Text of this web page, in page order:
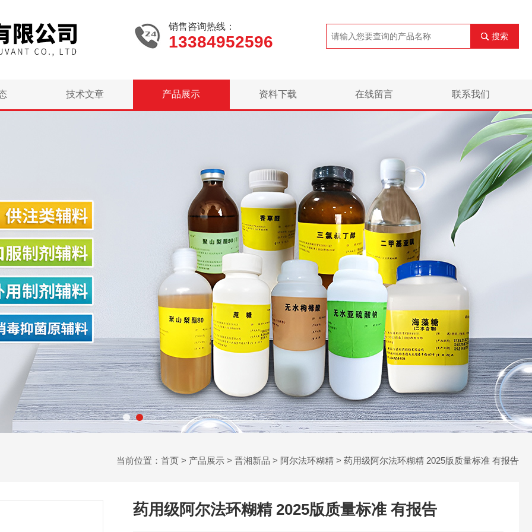
销售咨询热线：
13384952596 搜索
技术文章 产品展示 资料下载 在线留言 联系我们
当前位置： 首页 > 产品展示 > 晋湘新品 > 阿尔法环糊精 > 药用级阿尔法环糊精 2025版质量标准 有报告
药用级阿尔法环糊精 2025版质量标准 有报告